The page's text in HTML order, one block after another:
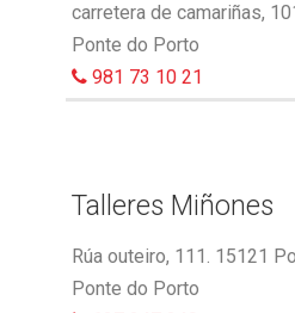
carretera de camariñas,
Ponte do Porto
981 73 10 21
Talleres Miñones
Rúa outeiro, 111. 15121
Ponte do Porto